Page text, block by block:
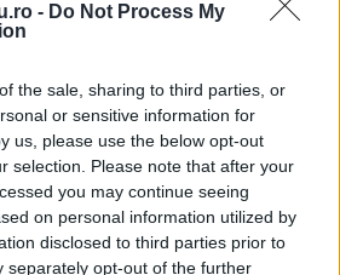
- Do Not Process My
the sale, sharing to third parties, or
or sensitive information for
us, please use the below opt-out
selection. Please note that after your
you may continue seeing
on personal information utilized by
disclosed to third parties prior to
separately opt-out of the further